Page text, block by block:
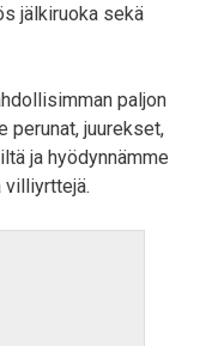
jälkiruoka sekä
paljon
perunat, juurekset,
ja hyödynnämme